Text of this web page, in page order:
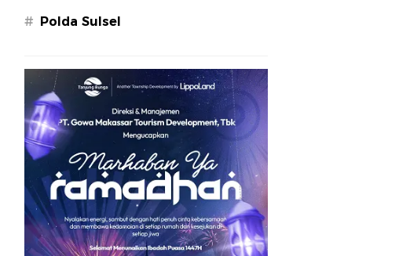
# Polda Sulsel